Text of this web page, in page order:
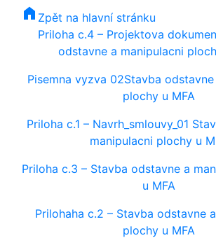
home Zpět na hlavní stránku
Priloha c.4 – Projektova
odstavne a manipulacni
Pisemna vyzva 02Stavba
plochy u MFA
Priloha c.1 – Navrh_smlouvy_01
manipulacni plochy u
Priloha c.3 – Stavba odstavne a
u MFA
Prilohaha c.2 – Stavba odstavne
plochy u MFA